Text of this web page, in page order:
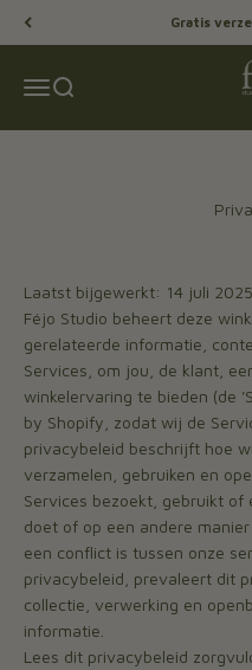
Gratis
MenuZoeken
Laatst bijgewerkt: 14 juli 2025
Féjo Studio beheert deze
gerelateerde informatie,
Services, om jou, de klant,
winkelervaring te bieden (de
by Shopify, zodat wij de
privacybeleid beschrijft hoe
verzamelen, gebruiken en
Services bezoekt, gebruikt
doet of op een andere
een conflict is tussen onze
privacybeleid, prevaleert dit
collectie, verwerking en
informatie.
Lees dit privacybeleid